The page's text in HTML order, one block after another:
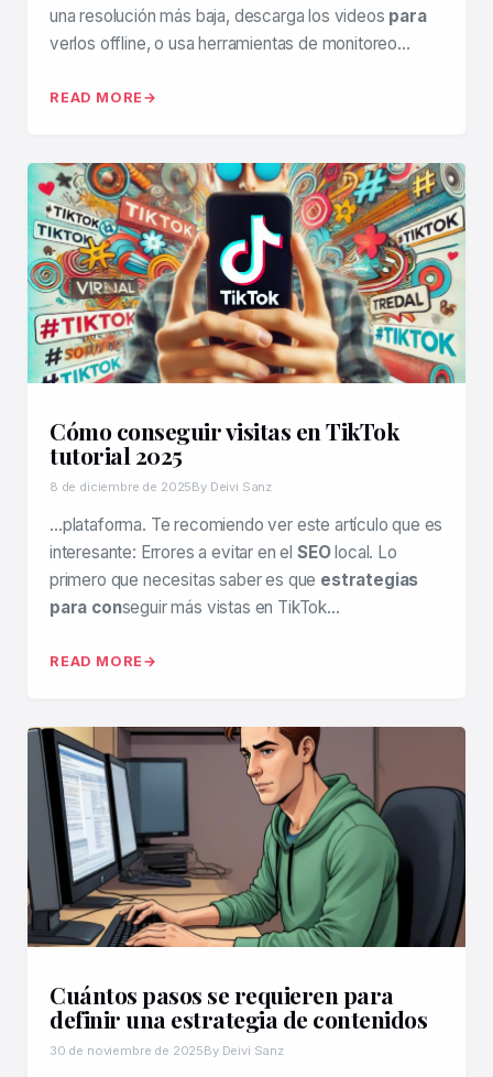
una resolución más baja, descarga los videos para
verlos offline, o usa herramientas de monitoreo…
READ MORE
Cómo conseguir visitas en TikTok
tutorial 2025
8 de diciembre de 2025By Deivi Sanz
…plataforma. Te recomiendo ver este artículo que es
interesante: Errores a evitar en el SEOlocal. Lo
primero que necesitas saber es que estrategias
para conseguir más vistas en TikTok…
READ MORE
Cuántos pasos se requieren para
definir una estrategia de contenidos
30 de noviembre de 2025By Deivi Sanz